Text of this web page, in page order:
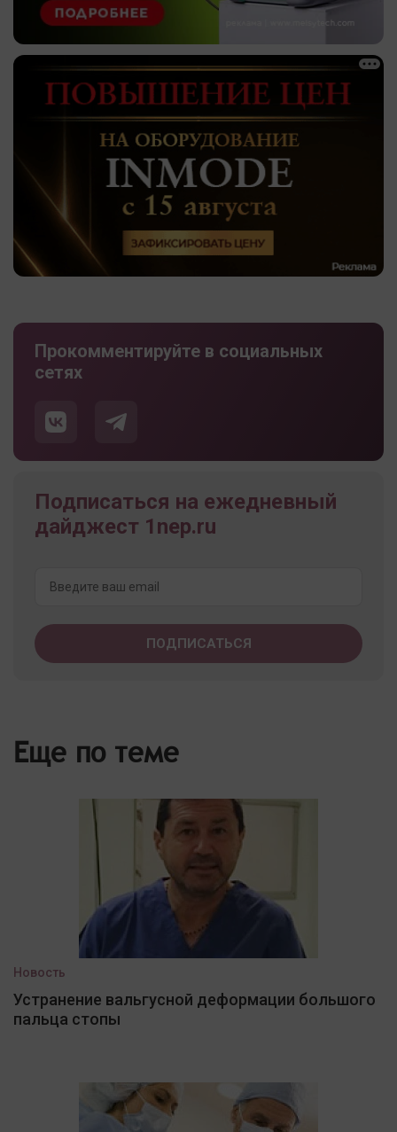
Прокомментируйте в социальных
сетях
Подписаться на ежедневный
дайджест 1nep.ru
Еще по теме
Новость
Устранение вальгусной деформации большого
пальца стопы